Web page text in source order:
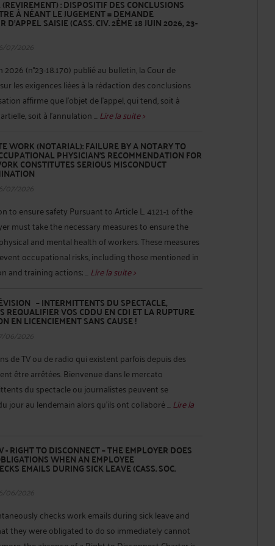
: DISPOSITIF DES CONCLUSIONS
À NÉANT LE JUGEMENT = DEMANDE
D’APPEL SAISIE (CASS. CIV. 2ÈME 18 JUIN 2026, 23-
07/2026
(n°23-18.170) publié au bulletin, la Cour de
les exigences liées à la rédaction des conclusions
affirme que l’objet de l’appel, qui tend, soit à
soit à l’annulation ...Lire la suite >
WORK (NOTARIAL): FAILURE BY A NOTARY TO
PHYSICIAN'S RECOMMENDATION FOR
CONSTITUTES SERIOUS MISCONDUCT
07/2026
to ensure safety Pursuant to Article L. 4121-1 of the
must take the necessary measures to ensure the
and mental health of workers. These measures
occupational risks, including those mentioned in
and training actions; ...Lire la suite >
– INTERMITTENTS DU SPECTACLE,
REQUALIFIER VOS CDDU EN CDI ET LA RUPTURE
EN LICENCIEMENT SANS CAUSE !
06/2026
de TV ou de radio qui existent parfois depuis des
être arrêtées. Bienvenue dans le mercato
du spectacle ou journalistes peuvent se
jour au lendemain alors qu’ils ont collaboré ...Lire la
RIGHT TO DISCONNECT – THE EMPLOYER DOES
WHEN AN EMPLOYEE
EMAILS DURING SICK LEAVE (CASS. SOC.
06/2026
checks work emails during sick leave and
they were obligated to do so immediately cannot